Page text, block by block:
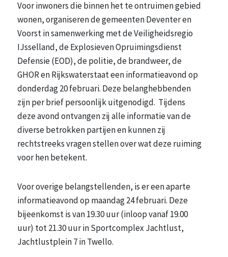
Voor inwoners die binnen het te ontruimen gebied
wonen, organiseren de gemeenten Deventer en
Voorst in samenwerking met de Veiligheidsregio
IJsselland, de Explosieven Opruimingsdienst
Defensie (EOD), de politie, de brandweer, de
GHOR en Rijkswaterstaat een informatieavond op
donderdag 20 februari. Deze belanghebbenden
zijn per brief persoonlijk uitgenodigd. Tijdens
deze avond ontvangen zij alle informatie van de
diverse betrokken partijen en kunnen zij
rechtstreeks vragen stellen over wat deze ruiming
voor hen betekent.
Voor overige belangstellenden, is er een aparte
informatieavond op maandag 24 februari. Deze
bijeenkomst is van 19.30 uur (inloop vanaf 19.00
uur) tot 21.30 uur in Sportcomplex Jachtlust,
Jachtlustplein 7 in Twello.